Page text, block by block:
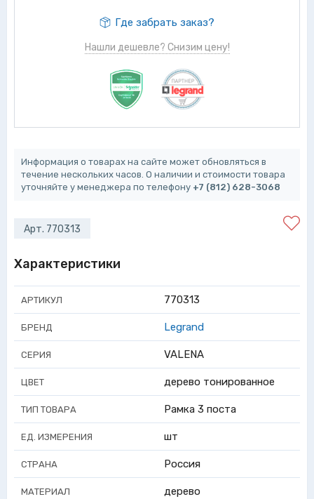
Где забрать заказ?
Нашли дешевле? Снизим цену!
Информация о товарах на сайте может обновляться в
течение нескольких часов. О наличии и стоимости товара
уточняйте у менеджера по телефону +7 (812) 628-3068
Арт. 770313
Характеристики
АРТИКУЛ 770313
БРЕНД Legrand
СЕРИЯ VALENA
ЦВЕТ дерево тонированное
ТИП ТОВАРА Рамка 3 поста
ЕД. ИЗМЕРЕНИЯ шт
СТРАНА Россия
МАТЕРИАЛ дерево